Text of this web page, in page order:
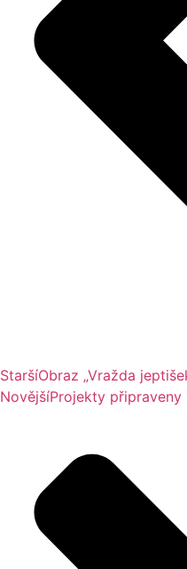
StaršíObraz „Vražda
NovějšíProjekty